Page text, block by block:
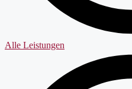
Alle Leistungen